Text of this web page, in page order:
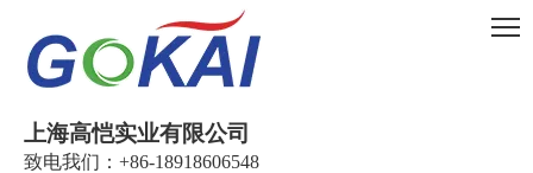
上海高恺实业有限公司
致电我们：+86-18918606548